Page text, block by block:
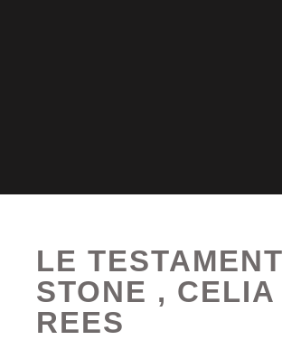
LE
STONE , CELIA
REES